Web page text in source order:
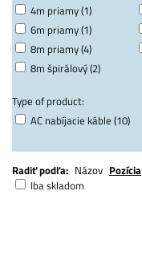
4m priamy (1)
6m priamy (1)
8m priamy (4)
8m špirálový (2)
Type of product:
AC nabíjacie káble (10)
Radiť podľa: Názov Pozícia
Iba skladom